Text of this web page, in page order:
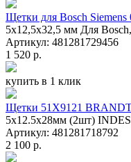
Щетки для Bosch Siemens
5x12,5x32,5 мм Для
Артикул: 481281729456
1 520 р.
купить в 1 клик
Щетки 51X9121
5x12.5x28мм (2шт)
Артикул: 481281718792
2 100 р.